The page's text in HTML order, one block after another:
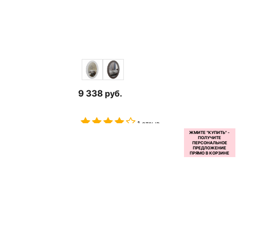
9 338 руб.
1 отзыв